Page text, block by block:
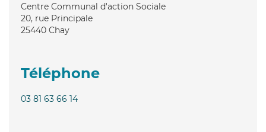
Centre Communal d'action Sociale
20, rue Principale
25440 Chay
Téléphone
03 81 63 66 14